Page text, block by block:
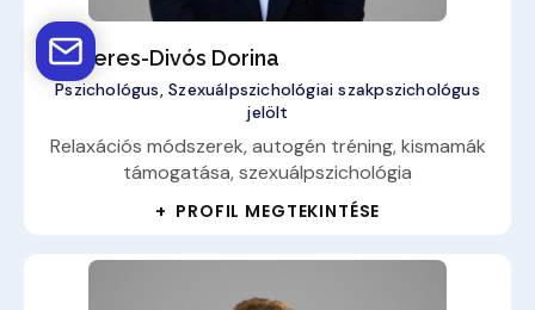
Szekeres-Divós Dorina
Pszichológus, Szexuálpszichológiai szakpszichológus
jelölt
Relaxációs módszerek, autogén tréning, kismamák
támogatása, szexuálpszichológia
+ PROFIL MEGTEKINTÉSE